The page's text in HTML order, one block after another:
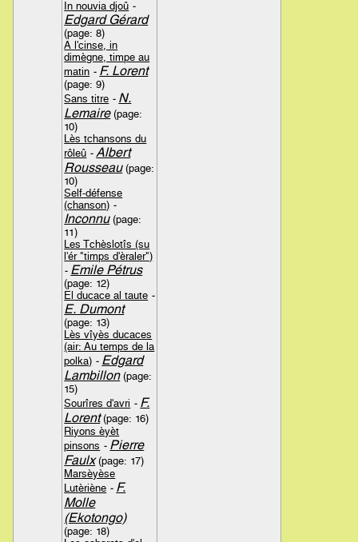
In nouvia djoû -
Edgard Gérard
(page: 8)
A l'cinse, in
dimègne, timpe au
matin - F. Lorent
(page: 9)
Sans titre - N.
Lemaire(page:
10)
Lès tchansons du
rôleû - Albert
Rousseau(page:
10)
Self-défense
(chanson) -
Inconnu(page:
11)
Les Tchèslotîs (su
l'ér "timps d'èraler")
- Emile Pétrus
(page: 12)
El ducace al taute -
E. Dumont
(page: 13)
Lès vîyès ducaces
(air: Au temps de la
polka) - Edgard
Lambillon(page:
15)
Sourîres d'avri - F.
Lorent(page: 16)
Riyons èyèt
pinsons - Pierre
Faulx(page: 17)
Marsèyèse
Lutèriène - F.
Molle
(Ekotongo)
(page: 18)